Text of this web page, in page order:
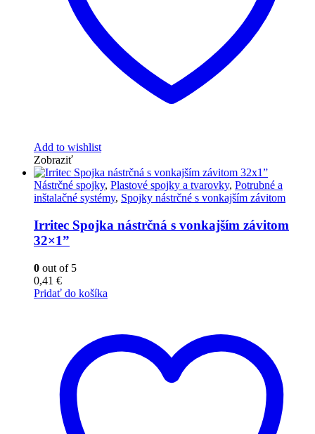
Add to wishlist
Zobraziť
Nástrčné spojky, Plastové spojky a tvarovky, Potrubné a
inštalačné systémy, Spojky nástrčné s vonkajším závitom
Irritec Spojka nástrčná s vonkajším závitom
32×1”
0 out of 5
0,41 €
Pridať do košíka